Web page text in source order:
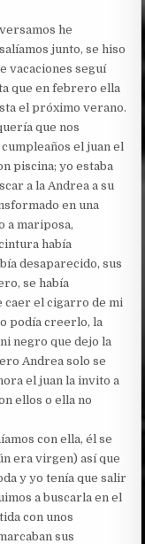
he
junto, se hiso
vacaciones seguí
que en febrero ella
el próximo verano.
que nos
el juan el
piscina; yo estaba
a la Andrea a su
en una
a mariposa,
había
desaparecido, sus
se había
caer el cigarro de mi
podía creerlo, la
negro que dejo la
Andrea solo se
el juan la invito a
ellos o ella no
con ella, él se
era virgen) así que
y yo tenía que salir
a buscarla en el
con unos
sus